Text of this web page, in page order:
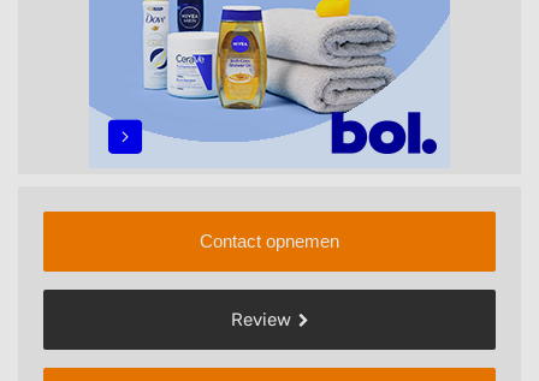
Contact opnemen
Review